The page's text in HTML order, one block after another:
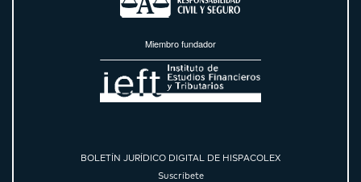
Miembro fundador
BOLETÍN JURÍDICO DIGITAL DE HISPACOLEX
Suscríbete